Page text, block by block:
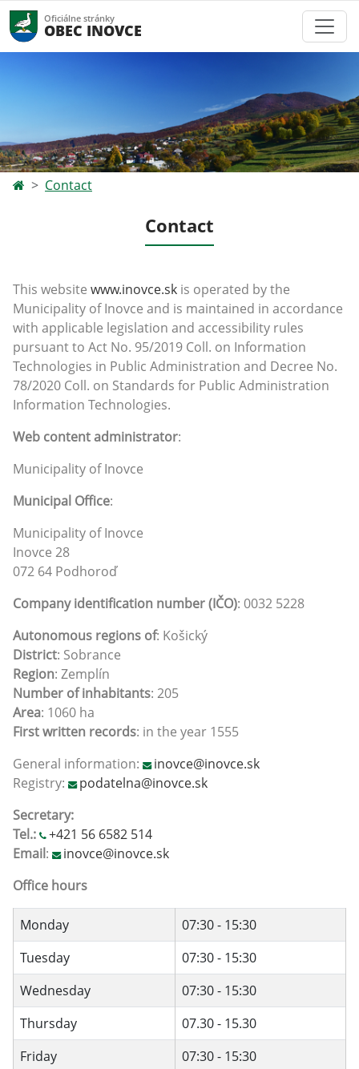
Oficiálne stránky
OBEC INOVCE
Contact
Contact
This website www.inovce.sk is operated by the
Municipality of Inovce and is maintained in accordance
with applicable legislation and accessibility rules
pursuant to Act No. 95/2019 Coll. on Information
Technologies in Public Administration and Decree No.
78/2020 Coll. on Standards for Public Administration
Information Technologies.
Web content administrator:
Municipality of Inovce
Municipal Office:
Municipality of Inovce
Inovce 28
072 64 Podhoroď
Company identification number (IČO): 0032 5228
Autonomous regions of: Košický
District: Sobrance
Region: Zemplín
Number of inhabitants: 205
Area: 1060 ha
First written records: in the year 1555
General information:
inovce@inovce.sk
Registry:
podatelna@inovce.sk
Secretary:
Tel.:
+421 56 6582 514
Email:
inovce@inovce.sk
Office hours
Monday
07:30 - 15:30
Tuesday
07:30 - 15:30
Wednesday
07:30 - 15:30
Thursday
07.30 - 15.30
Friday
07:30 - 15:30